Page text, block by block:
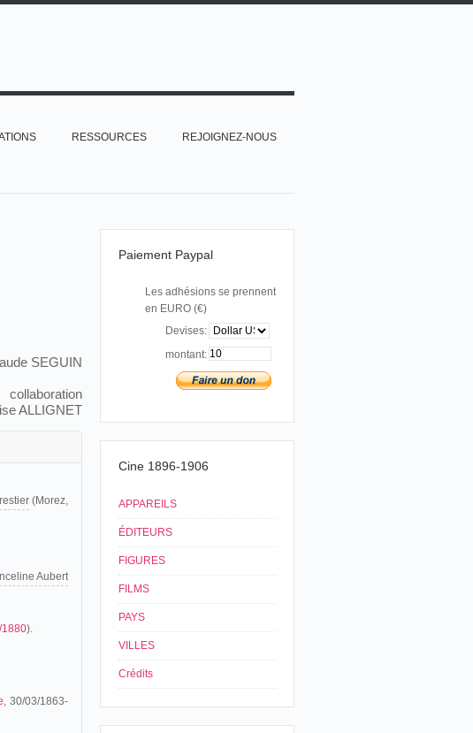
RESSOURCES REJOIGNEZ-NOUS
SEGUIN
collaboration
ALLIGNET
(Morez,
Aubert
1880).
, 30/03/1863-
Paiement Paypal
Les adhésions se prennent
en EURO (€)
Devises:
montant:
Cine 1896-1906
APPAREILS
ÉDITEURS
FIGURES
FILMS
PAYS
VILLES
Crédits